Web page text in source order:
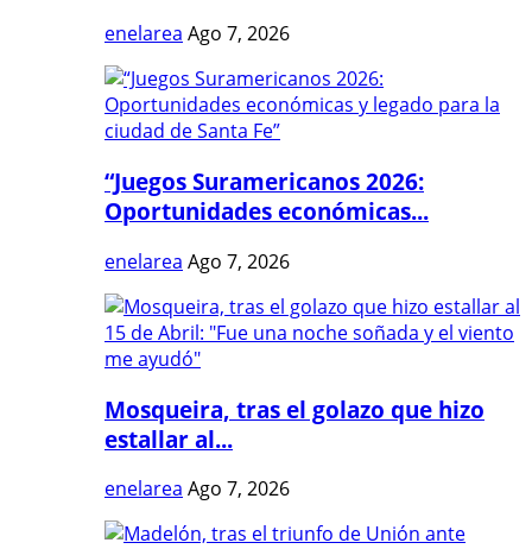
enelarea Ago 7, 2026
“Juegos Suramericanos 2026:
Oportunidades económicas...
enelarea Ago 7, 2026
Mosqueira, tras el golazo que hizo
estallar al...
enelarea Ago 7, 2026